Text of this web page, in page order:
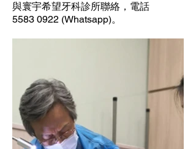
與寰宇希望牙科診所聯絡，電話
5583 0922 (Whatsapp)。